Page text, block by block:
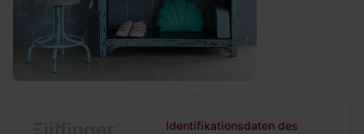
Identifikationsdaten des